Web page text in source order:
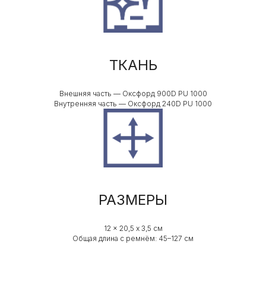
ТКАНЬ
Внешняя часть — Оксфорд 900D PU 1000
Внутренняя часть — Оксфорд 240D PU 1000
РАЗМЕРЫ
12 x 20,5 х 3,5 см
Общая длина с ремнём: 45–127 см